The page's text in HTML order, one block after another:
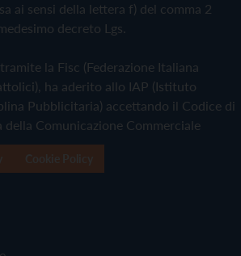
ai sensi della lettera f) del comma 2
decreto Lgs.
la Fisc (Federazione Italiana
ha aderito allo IAP (Istituto
Pubblicitaria) accettando il Codice di
Comunicazione Commerciale